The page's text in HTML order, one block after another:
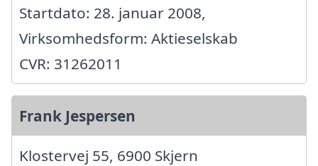
Startdato: 28. januar 2008,
Virksomhedsform: Aktieselskab
CVR: 31262011
Frank Jespersen
Klostervej 55, 6900 Skjern